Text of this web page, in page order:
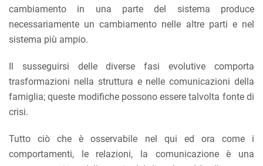
cambiamento in una parte del sistema produce
necessariamente un cambiamento nelle altre parti e nel
sistema più ampio.
Il susseguirsi delle diverse fasi evolutive comporta
trasformazioni nella struttura e nelle comunicazioni della
famiglia; queste modifiche possono essere talvolta fonte di
crisi.
Tutto ciò che è osservabile nel qui ed ora come i
comportamenti, le relazioni, la comunicazione è una